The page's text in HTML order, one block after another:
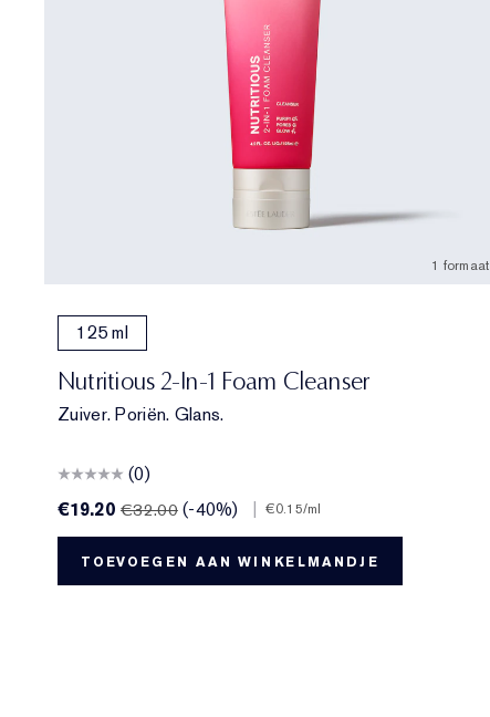
1 formaat
125 ml
Nutritious 2-In-1 Foam Cleanser
Zuiver. Poriën. Glans.
(0)
€19.20€32.00 (-40%) | €0.15/ml
TOEVOEGEN AAN WINKELMANDJE